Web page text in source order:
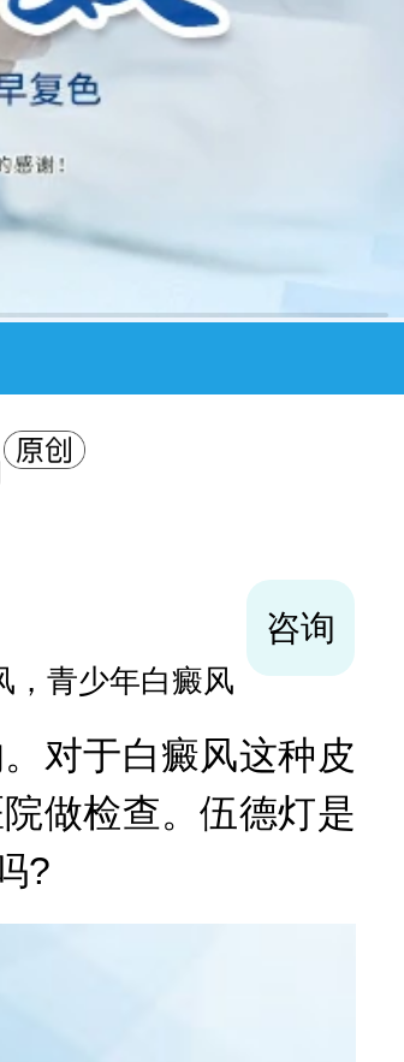
，青少年白癜风
咨询
对于白癜风这种皮
做检查。伍德灯是
?